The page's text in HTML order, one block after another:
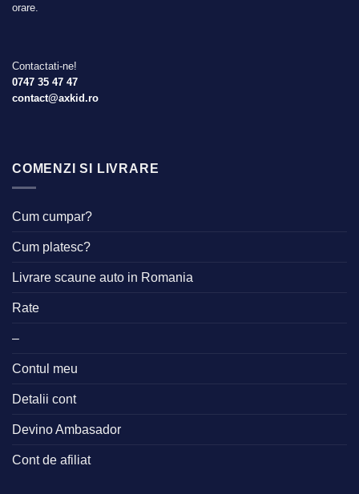
orare.
Contactati-ne!
0747 35 47 47
contact@axkid.ro
COMENZI SI LIVRARE
Cum cumpar?
Cum platesc?
Livrare scaune auto in Romania
Rate
–
Contul meu
Detalii cont
Devino Ambasador
Cont de afiliat